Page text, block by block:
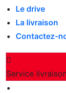
Le drive
La livraison
Contactez-
Service